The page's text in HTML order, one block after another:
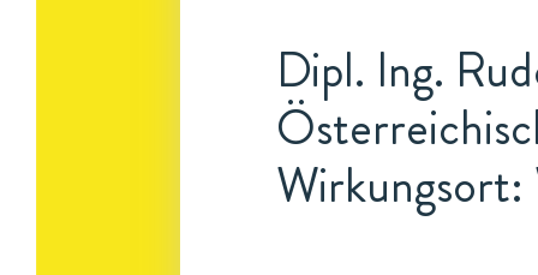
Dipl. Ing.
Wirkungsort: